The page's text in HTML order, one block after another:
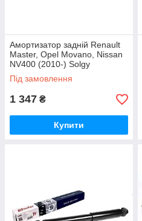
Амортизатор задній Renault
Master, Opel Movano, Nissan
NV400 (2010-) Solgy
(газовий)
Під замовлення
1 347 ₴
Купити